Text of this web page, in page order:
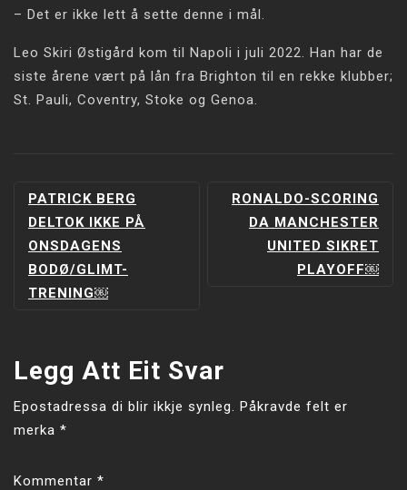
– Det er ikke lett å sette denne i mål.
Leo Skiri Østigård kom til Napoli i juli 2022. Han har de
siste årene vært på lån fra Brighton til en rekke klubber;
St. Pauli, Coventry, Stoke og Genoa.
INNLEGGSNAVIGERING
PATRICK BERG
DELTOK IKKE PÅ
ONSDAGENS
BODØ/GLIMT-
TRENING￼
RONALDO-SCORING
DA MANCHESTER
UNITED SIKRET
PLAYOFF￼
Legg Att Eit Svar
Epostadressa di blir ikkje synleg. Påkravde felt er
merka *
Kommentar *